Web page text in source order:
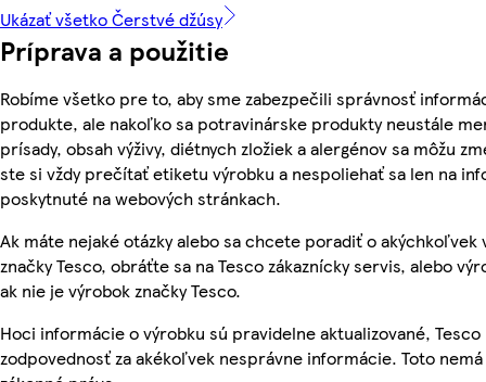
Ukázať všetko Čerstvé džúsy
Príprava a použitie
Robíme všetko pre to, aby sme zabezpečili správnosť
produkte, ale nakoľko sa potravinárske produkty neustále
prísady, obsah výživy, diétnych zložiek a alergénov sa môžu
ste si vždy prečítať etiketu výrobku a nespoliehať sa len na
poskytnuté na webových stránkach.
Ak máte nejaké otázky alebo sa chcete poradiť o akýchkoľvek
značky Tesco, obráťte sa na Tesco zákaznícky servis, alebo
ak nie je výrobok značky Tesco.
Hoci informácie o výrobku sú pravidelne aktualizované, Tesco
zodpovednosť za akékoľvek nesprávne informácie. Toto nemá